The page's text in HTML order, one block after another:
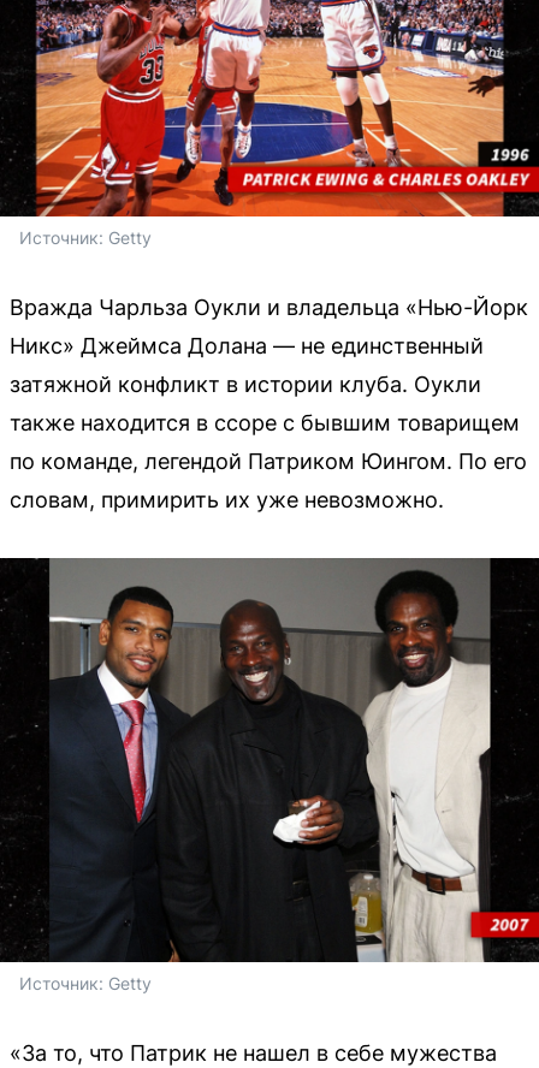
Источник: Getty
Вражда Чарльза Оукли и владельца «Нью-Йорк
Никс» Джеймса Долана — не единственный
затяжной конфликт в истории клуба. Оукли
также находится в ссоре с бывшим товарищем
по команде, легендой Патриком Юингом. По его
словам, примирить их уже невозможно.
Источник: Getty
«За то, что Патрик не нашел в себе мужества